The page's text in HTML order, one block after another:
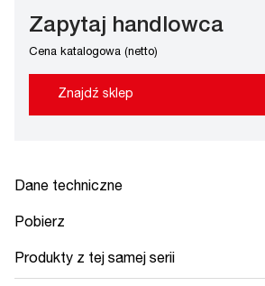
Zapytaj handlowca
Cena katalogowa (netto)
Znajdź sklep
Dane techniczne
Pobierz
Produkty z tej samej serii